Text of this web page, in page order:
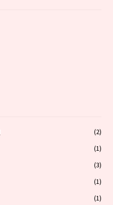
(2)
(1)
(3)
(1)
(1)